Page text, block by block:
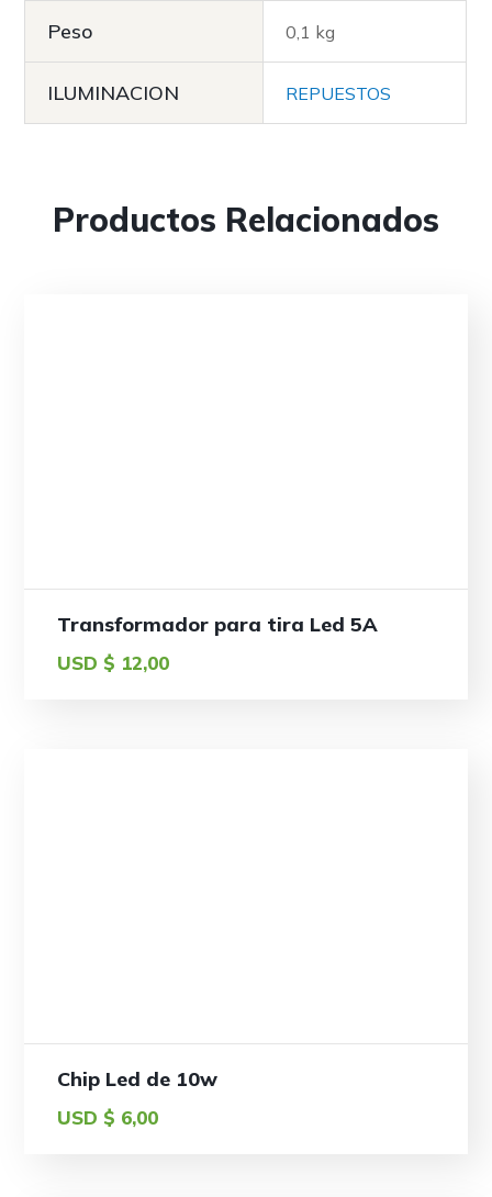
Peso 0,1 kg
ILUMINACION REPUESTOS
Productos Relacionados
Transformador para tira Led 5A
USD $ 12,00
Chip Led de 10w
USD $ 6,00